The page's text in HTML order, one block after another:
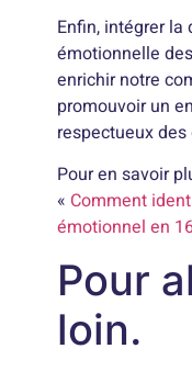
Enfin, intégrer
émotionnelle
enrichir notre
promouvoir un
respectueux
Pour en savoir
« Comment
émotionnel en
Pour
loin.